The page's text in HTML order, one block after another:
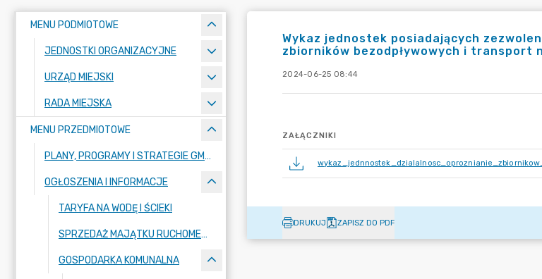
MENU PODMIOTOWE
JEDNOSTKI ORGANIZACYJNE
URZĄD MIEJSKI
RADA MIEJSKA
MENU PRZEDMIOTOWE
PLANY, PROGRAMY I STRATEGIE GMINY
OGŁOSZENIA I INFORMACJE
TARYFA NA WODĘ I ŚCIEKI
SPRZEDAŻ MAJĄTKU RUCHOMEGO
GOSPODARKA KOMUNALNA
Wykaz jednostek posiadających
zbiorników bezodpływowych i transport
2024-06-25 08:44
ZAŁĄCZNIKI
DRUKUJ ZAPISZ DO PDF